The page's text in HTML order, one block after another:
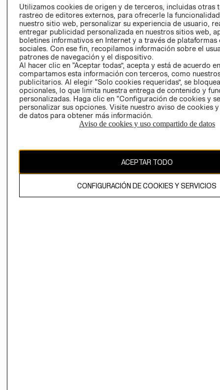
AVISO DE
PRIVACIDAD
GIFT CARD
AVISO DE
COOKIES
Chile ($)
El contenido de esta página web está protegido por copyright y es
propiedad de H&M Hennes & Mauritz AB.
Utilizamos cookies de origen y de terceros, incluidas otras
rastreo de editores externos, para ofrecerle la
nuestro sitio web, personalizar su experiencia de usuario,
entregar publicidad personalizada en nuestros sitios web,
boletines informativos en Internet y a través de plataformas
sociales. Con ese fin, recopilamos información sobre el
patrones de navegación y el dispositivo.
Al hacer clic en “Aceptar todas”, acepta y está de acuerdo
compartamos esta información con terceros, como
publicitarios. Al elegir “Solo cookies requeridas”, se
opcionales, lo que limita nuestra entrega de contenido y
personalizadas. Haga clic en “Configuración de cookies y
personalizar sus opciones. Visite nuestro aviso de cookies
de datos para obtener más información.
Aviso de cookies y uso compartido de datos
ACEPTAR TODO
CONFIGURACIÓN DE COOKIES Y SERVICIOS